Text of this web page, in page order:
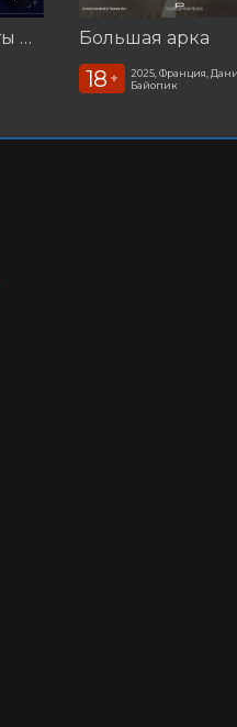
TheatreHD: Таланты и покойники Большая арка
18 +
2025, Франция,
Байопик